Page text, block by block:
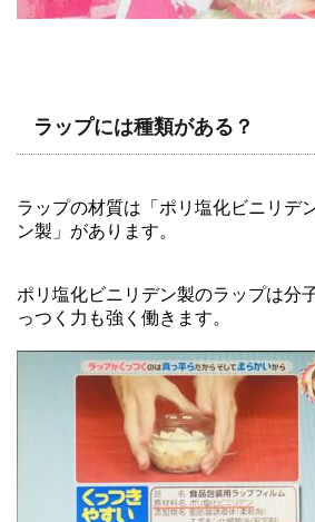
ラップには種類がある？
ラップの材質は「ポリ塩化ビニリデ
ン製」があります。
ポリ塩化ビニリデン製のラップは分
っつく力も強く働きます。